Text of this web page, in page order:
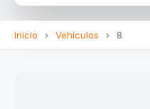
Inicio › Vehículos › 8